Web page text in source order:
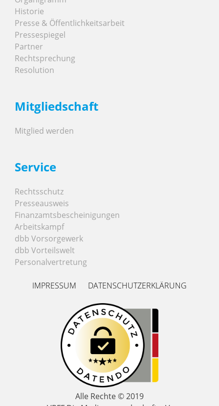
Historie
Presse & Öffentlichkeitsarbeit
Pressespiegel
Partner
Rechtsprechung
Resolution
Mitgliedschaft
Mitglied werden
Service
Rechtsschutz
Presseausweis
Finanzamtsbescheinigungen
Arbeitskampf
dbb Vorsorgewerk
dbb Vorteilswelt
Personalvertretung
IMPRESSUM DATENSCHUTZERKLÄRUNG
Alle Rechte © 2019